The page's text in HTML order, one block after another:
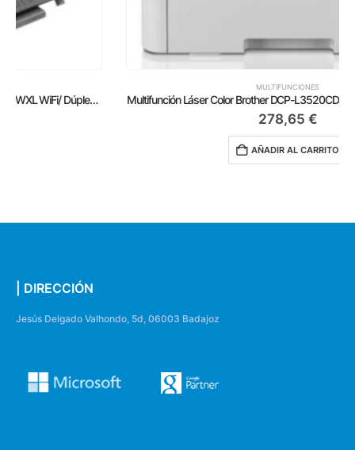
Multifunción Láser Color Brother DCP-L3520CDWE WiFi/ Dúplex/ Blanca
| DIRECCIÓN
Jesús Delgado Valhondo, 5d, 06003 Badajoz